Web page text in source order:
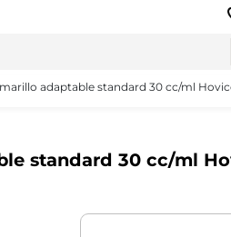
adaptable standard 30 cc/ml
standard 30 cc/ml